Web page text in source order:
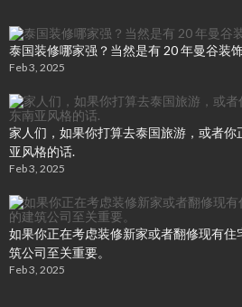
泰国装修哪家强？当然是有 20 年曼谷装
Feb 3, 2025
家人们，如果你打算去泰国旅游，或者
亚风格的话.
Feb 3, 2025
如果你正在考虑装修新家或者翻修现有住
筑公司至关重要。
Feb 3, 2025